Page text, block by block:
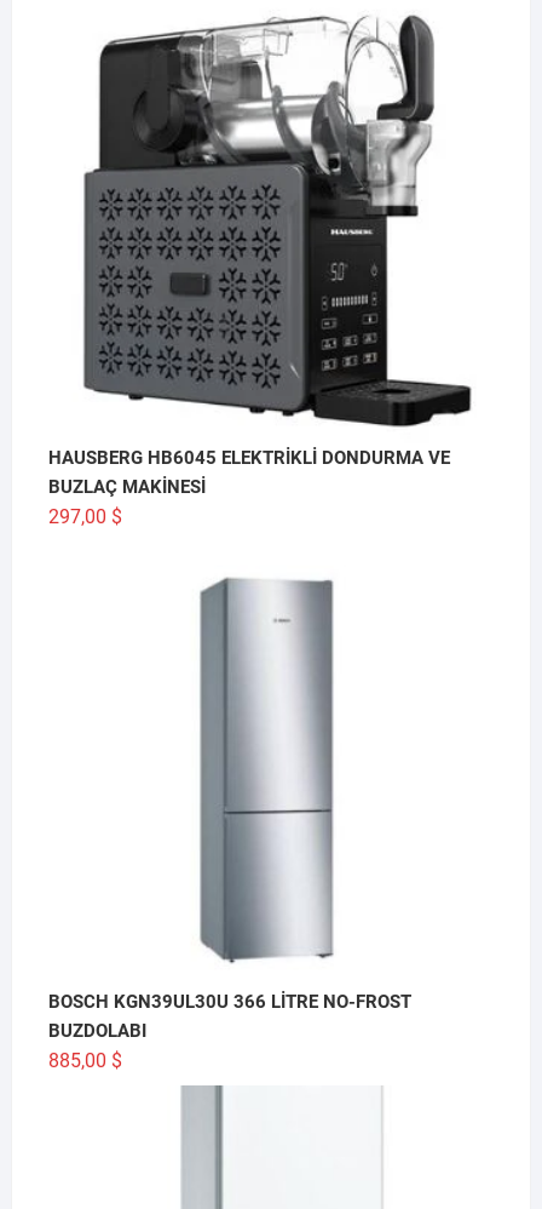
HAUSBERG HB6045 ELEKTRİKLİ DONDURMA VE
BUZLAÇ MAKİNESİ
297,00 $
BOSCH KGN39UL30U 366 LİTRE NO-FROST
BUZDOLABI
885,00 $